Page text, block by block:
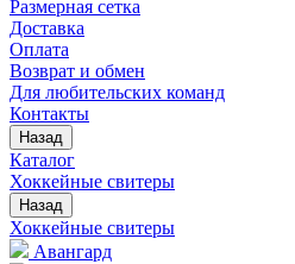
Размерная сетка
Доставка
Оплата
Возврат и обмен
Для любительских команд
Контакты
Назад
Каталог
Хоккейные свитеры
Назад
Хоккейные свитеры
Авангард